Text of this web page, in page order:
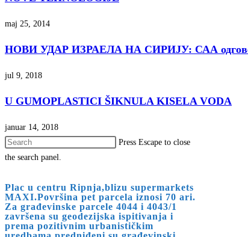
maj 25, 2014
НОВИ УДАР ИЗРАЕЛА НА СИРИЈУ: САА
jul 9, 2018
U GUMOPLASTICI ŠIKNULA KISELA VODA
januar 14, 2018
Press Escape to close
the search panel.
Plac u centru Ripnja,blizu supermarkets
MAXI.Površina pet parcela iznosi 70 ari.
Za građevinske parcele 4044 i 4043/1
završena su geodezijska ispitivanja i
prema pozitivnim urbanističkim